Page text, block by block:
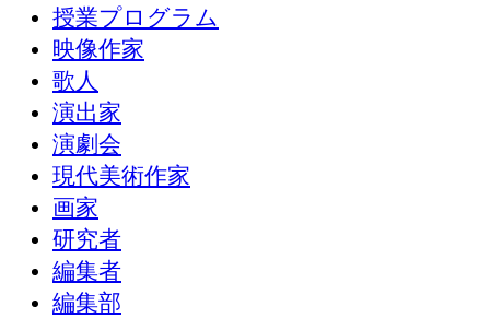
授業プログラム
映像作家
歌人
演出家
演劇会
現代美術作家
画家
研究者
編集者
編集部